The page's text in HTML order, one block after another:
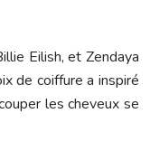
Eilish, et Zendaya
de coiffure a inspiré
les cheveux se